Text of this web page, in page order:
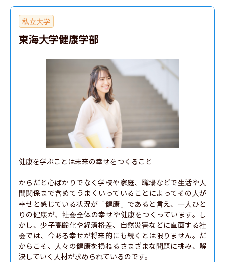
私立大学
東海大学健康学部
健康を学ぶことは未来の幸せをつくること
からだと心ばかりでなく学校や家庭、職場などで生活や人
間関係まで含めてうまくいっていることによってその人が
幸せと感じている状況が「健康」であると言え、一人ひと
りの健康が、社会全体の幸せや健康をつくっています。し
かし、少子高齢化や経済格差、自然災害などに直面する社
会では、今ある幸せが将来的にも続くとは限りません。だ
からこそ、人々の健康を損ねるさまざまな問題に挑み、解
決していく人材が求められているのです。